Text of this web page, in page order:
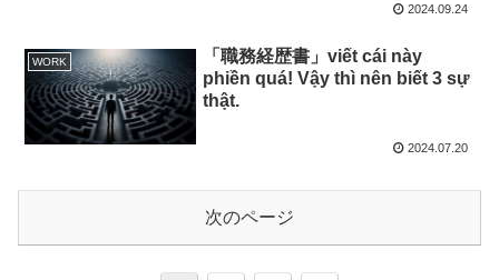
2024.09.24
WORK
「職務経歴書」viết cái này
phiền quá! Vậy thì nên biết 3 sự
thật.
2024.07.20
次のページ